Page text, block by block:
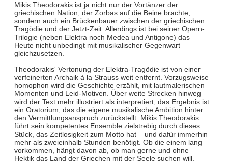
Mikis Theodorakis ist ja nicht nur der Vortänzer der
griechischen Nation, der Zorbas auf die Beine brachte,
sondern auch ein Brückenbauer zwischen der griechischen
Tragödie und der Jetzt-Zeit. Allerdings ist bei seiner Opern-
Trilogie (neben Elektra noch Medea und Antigone) das
Heute nicht unbedingt mit musikalischer Gegenwart
gleichzusetzen.
Theodorakis' Vertonung der Elektra-Tragödie ist von einer
verfeinerten Archaik à la Strauss weit entfernt. Vorzugsweise
homophon wird die Geschichte erzählt, mit lautmalerischen
Momenten und Leid-Motiven. Über weite Strecken hinweg
wird der Text mehr illustriert als interpretiert, das Ergebnis ist
ein Oratorium, das die eigene musikalische Ambition hinter
den Vermittlungsanspruch zurückstellt. Mikis Theodorakis
führt sein kompetentes Ensemble zielstrebig durch dieses
Stück, das Zeitlosigkeit zum Motto hat – und dafür immerhin
mehr als zweieinhalb Stunden benötigt. Ob die einem lang
vorkommen, hängt davon ab, ob man gerne und ohne
Hektik das Land der Griechen mit der Seele suchen will.